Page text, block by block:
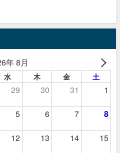
年 8月
水 木 金 土
29 30 31 1
5 6 7 8
12 13 14 15